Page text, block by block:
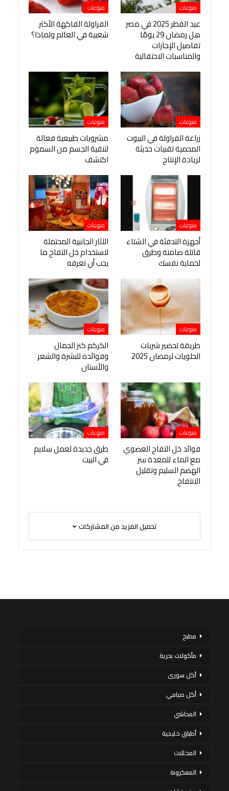
منوعات
عيد الفطر 2025 في مصر
هل رمضان 29 يومًا
تفاصيل الإجازات
والمناسبات الاحتفالية
منوعات
الفراولة الفاكهة الأكثر
شعبية في العالم ولماذا؟
منوعات
زراعة الفراولة في البيوت
المحمية تقنيات حديثة
لزيادة الإنتاج
منوعات
مشروبات طبيعية فعالة
لتنقية الجسم من السموم
اكتشف
منوعات
أجهزة التدفئة في الشتاء
قاتلة صامتة وطرق
لحماية نفسك
منوعات
الآثار الجانبية المحتملة
لاستخدام خل التفاح ما
يجب أن تعرفه
منوعات
طريقة تحضير شربات
الحلويات لرمضان 2025
منوعات
الكركم كنز الجمال
وفوائده للبشرة والشعر
والأسنان
منوعات
فوائد خل التفاح العضوي
مع الماء للمعدة سر
الهضم السليم وتقليل
الانتفاخ
منوعات
طرق جديدة لعمل سلايم
في البيت
تحميل المزيد من المشاركات
مطبخ
مأكولات بحرية
أكل سورى
أكل صيامي
المحاشي
أطباق خليجية
المخللات
المعكرونة